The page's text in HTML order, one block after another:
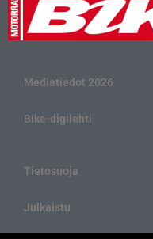
Mediatiedot 2026
Bike-digilehti
Tietosuoja
Julkaistu